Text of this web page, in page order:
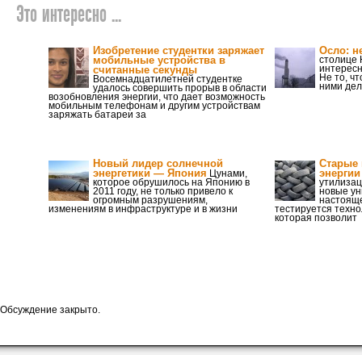
Это интересно ...
Изобретение студентки заряжает
мобильные устройства в
считанные секунды
Восемнадцатилетней студентке
удалось совершить прорыв в области
возобновления энергии, что дает возможность
мобильным телефонам и другим устройствам
заряжать батареи за
Осло:
столице
Не то,
ними
Новый лидер солнечной
энергетики — Япония Цунами,
которое обрушилось на Японию в
2011 году, не только привело к
огромным разрушениям,
изменениям в инфраструктуре и в жизни
Старые
новые
тестируется
которая позволит
Обсуждение закрыто.